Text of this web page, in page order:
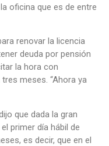
oficina que es de entre
renovar la licencia
deuda por pensión
la hora con
meses. “Ahora ya
que dada la gran
primer día hábil de
es decir, que en el